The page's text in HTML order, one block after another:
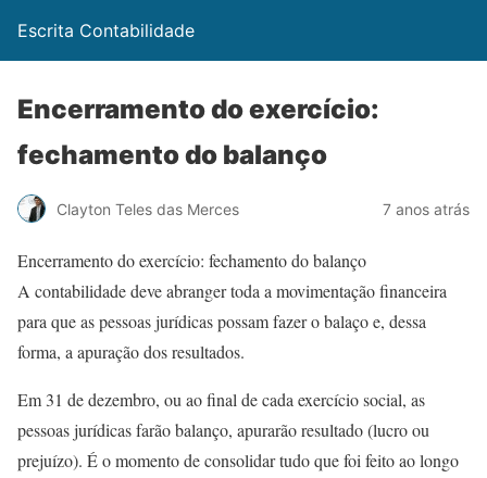
Escrita Contabilidade
Encerramento do exercício:
fechamento do balanço
Clayton Teles das Merces 7 anos atrás
Encerramento do exercício: fechamento do balanço
A contabilidade deve abranger toda a movimentação financeira
para que as pessoas jurídicas possam fazer o balaço e, dessa
forma, a apuração dos resultados.
Em 31 de dezembro, ou ao final de cada exercício social, as
pessoas jurídicas farão balanço, apurarão resultado (lucro ou
prejuízo). É o momento de consolidar tudo que foi feito ao longo